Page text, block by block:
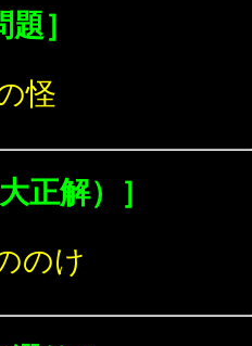
題］
怪
正解）］
のけ